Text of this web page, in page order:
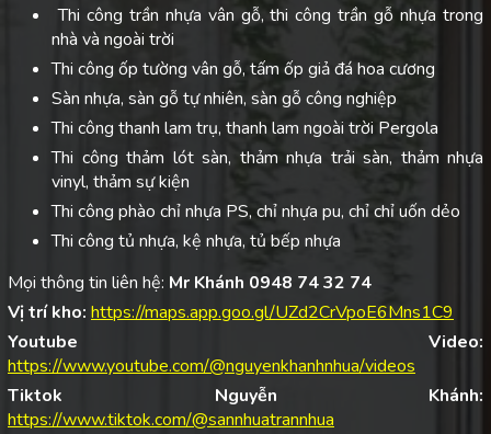
Thi công trần nhựa vân gỗ, thi công trần gỗ nhựa trong
nhà và ngoài trời
Thi công ốp tường vân gỗ, tấm ốp giả đá hoa cương
Sàn nhựa, sàn gỗ tự nhiên, sàn gỗ công nghiệp
Thi công thanh lam trụ, thanh lam ngoài trời Pergola
Thi công thảm lót sàn, thảm nhựa trải sàn, thảm nhựa
vinyl, thảm sự kiện
Thi công phào chỉ nhựa PS, chỉ nhựa pu, chỉ chỉ uốn dẻo
Thi công tủ nhựa, kệ nhựa, tủ bếp nhựa
Mọi thông tin liên hệ: Mr Khánh 0948 74 32 74
Vị trí kho: https://maps.app.goo.gl/UZd2CrVpoE6Mns1C9
Youtube Video:
https://www.youtube.com/@nguyenkhanhnhua/videos
Tiktok Nguyễn Khánh:
https://www.tiktok.com/@sannhuatrannhua